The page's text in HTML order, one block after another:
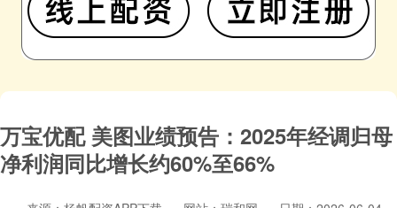
万宝优配 美图业绩预告：2025年经调归母
净利润同比增长约60%至66%